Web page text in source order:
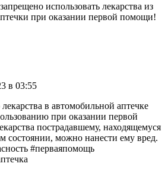
использовать лекарства из
при оказании первой помощи!
в 03:55
в автомобильной аптечке
при оказании первой
пострадавшему, находящемуся
состоянии, можно нанести ему вред.
#перваяпомощь